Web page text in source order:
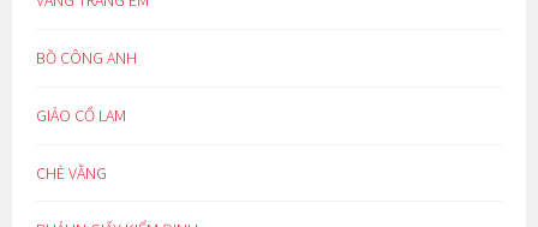
BỒ CÔNG ANH
GIẢO CỔ LAM
CHÈ VẰNG